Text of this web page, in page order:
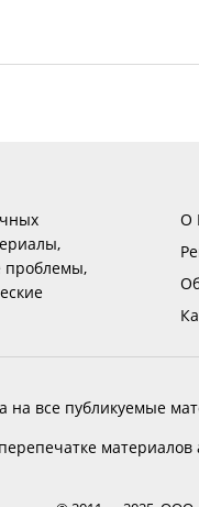
О
на все публикуемые
материалов